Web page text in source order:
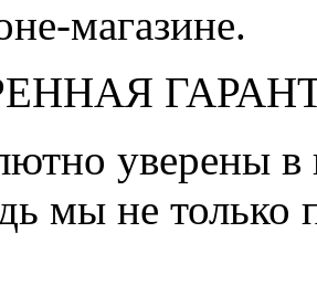
магазине.
уверены в
мы не